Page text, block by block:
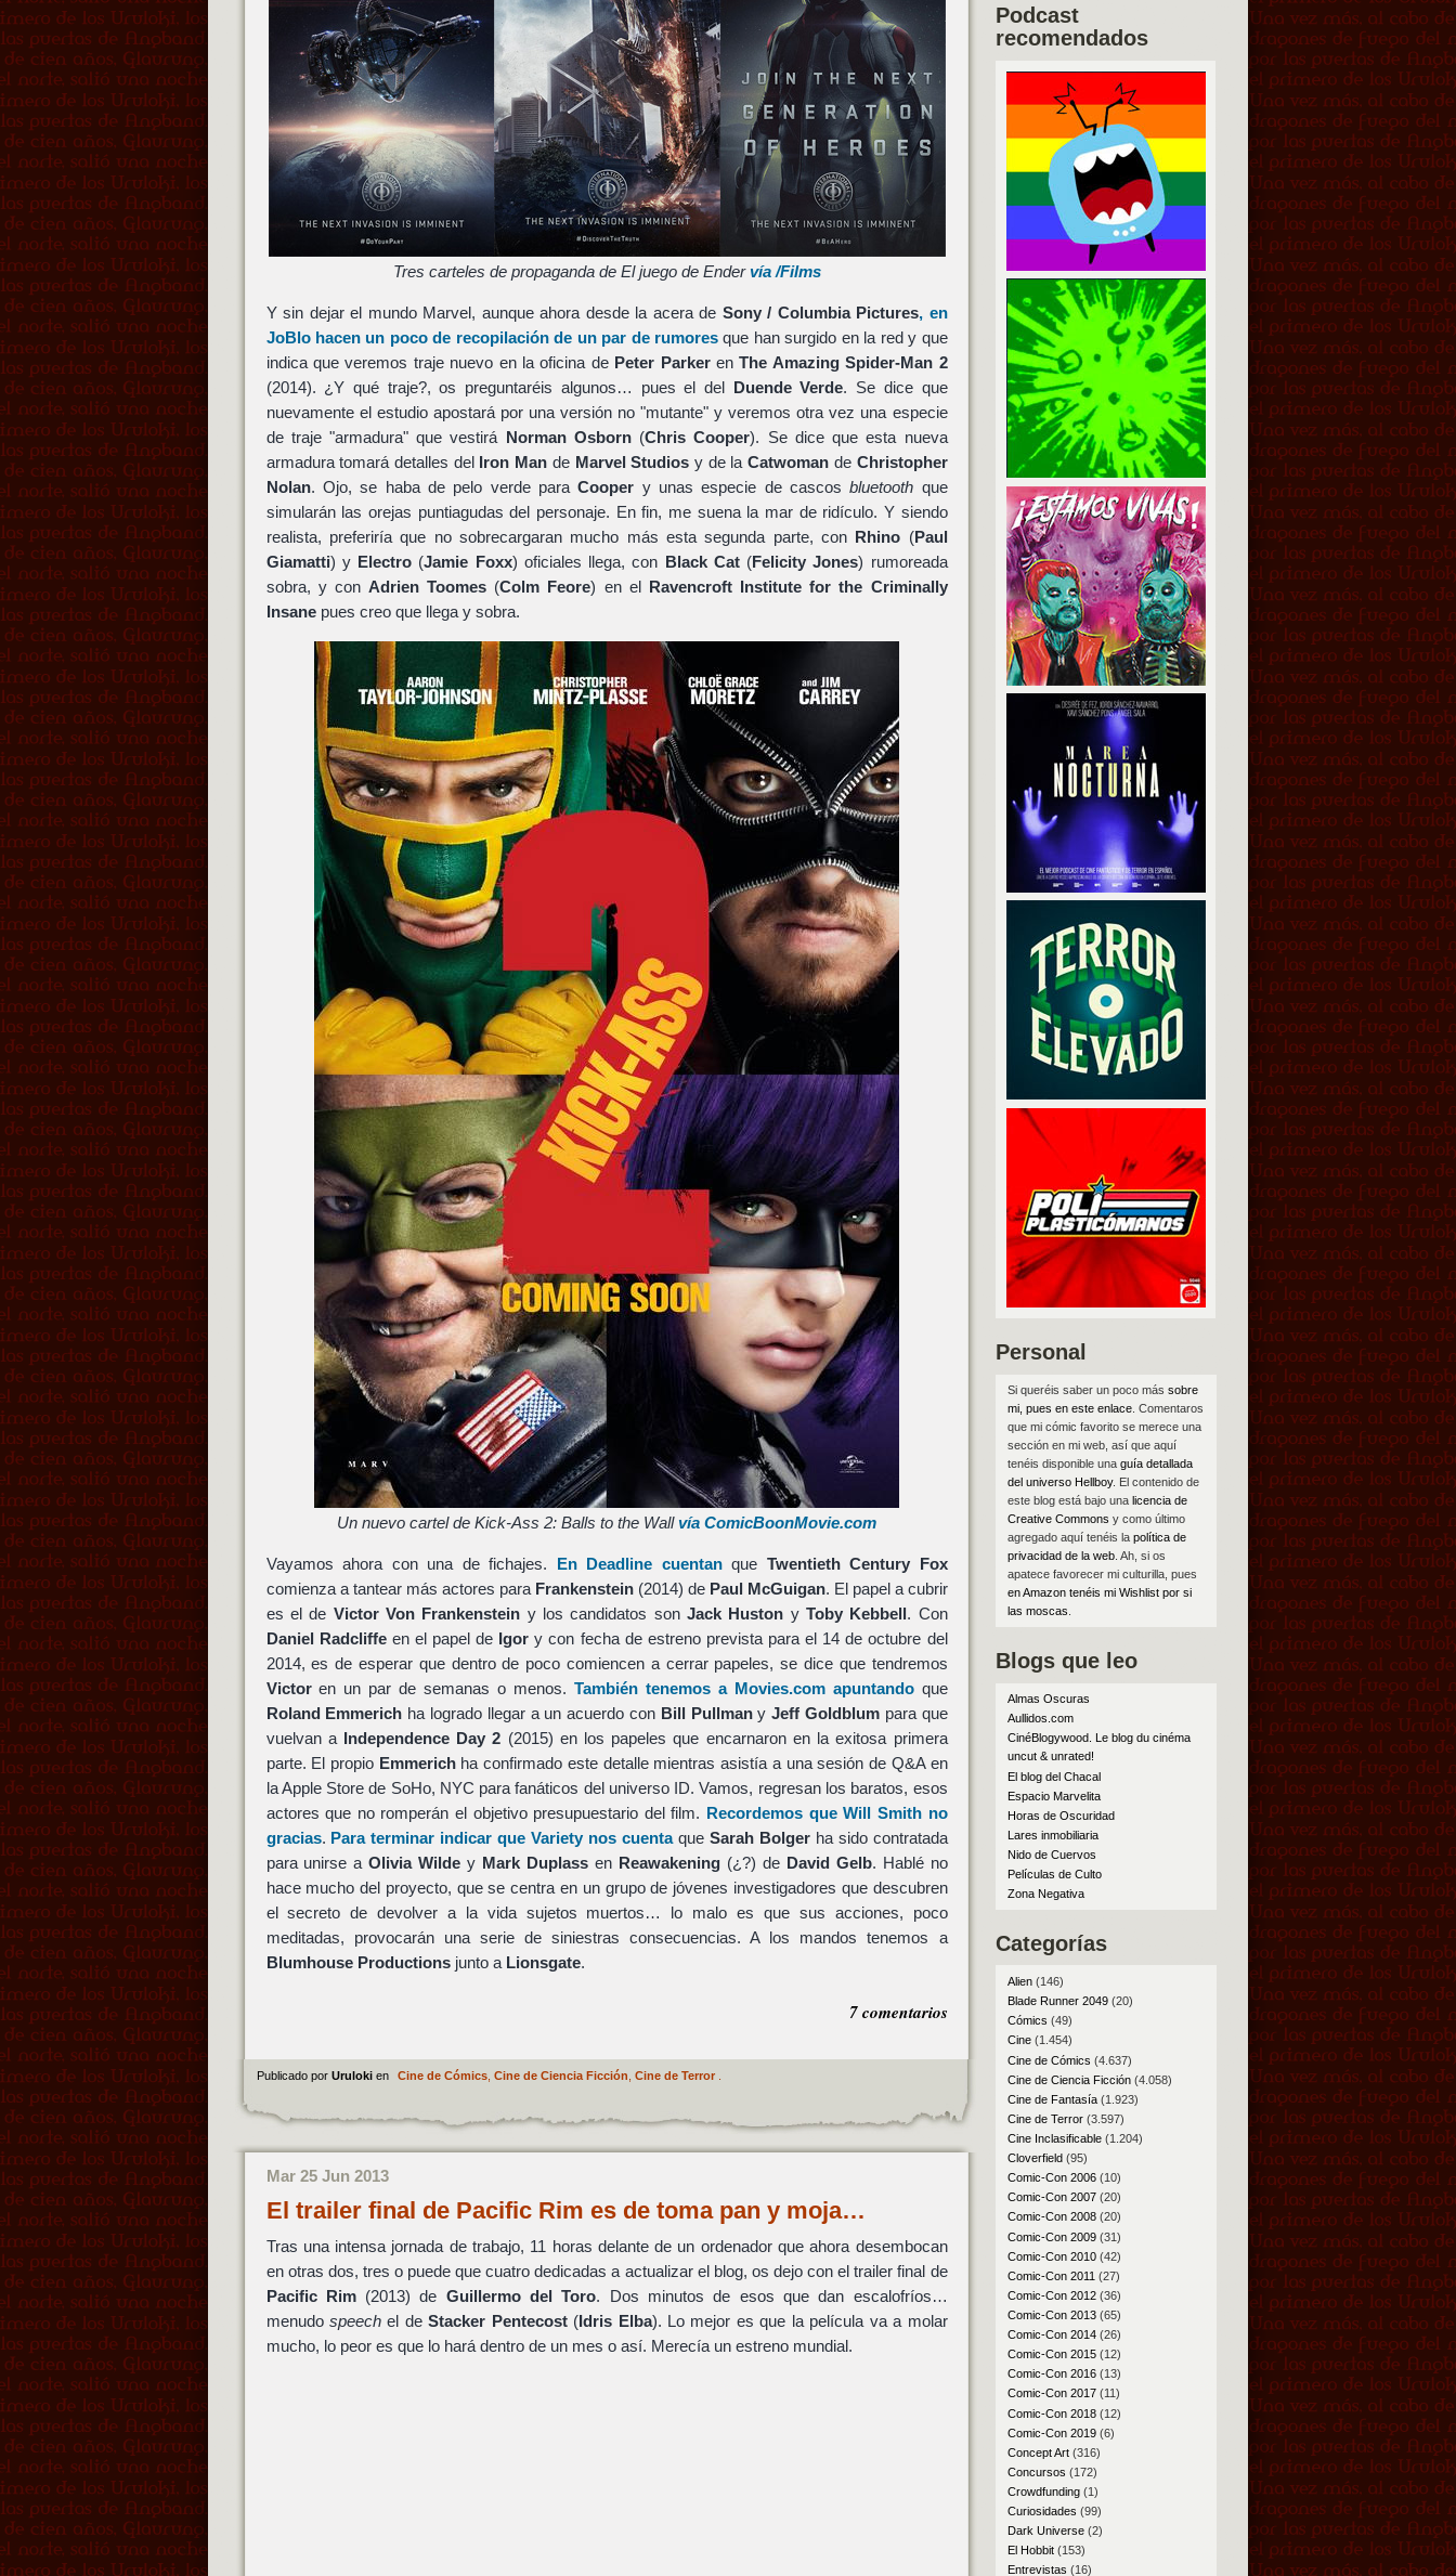
Tres carteles de propaganda de El juego de Endervía /Films
Y sin dejar el mundo Marvel, aunque ahora desde la acera de Sony / Columbia Pictures, en
JoBlo hacen un poco de recopilación de un par de rumoresque han surgido en la red y que
indica que veremos traje nuevo en la oficina de Peter ParkerenThe Amazing Spider-Man 2
(2014). ¿Y qué traje?, os preguntaréis algunos… pues el del Duende Verde. Se dice que
nuevamente el estudio apostará por una versión no "mutante" y veremos otra vez una especie
de traje "armadura" que vestirá Norman Osborn(Chris Cooper). Se dice que esta nueva
armadura tomará detalles del Iron Man de Marvel Studios y de laCatwoman de Christopher
Nolan. Ojo, se haba de pelo verde paraCooper y unas especie de cascosbluetooth que
simularán las orejas puntiagudas del personaje. En fin, me suena la mar de ridículo. Y siendo
realista, preferiría que no sobrecargaran mucho más esta segunda parte, con Rhino (Paul
Giamatti) y Electro (Jamie Foxx) oficiales llega, con Black Cat(Felicity Jones) rumoreada
sobra, y con Adrien Toomes (Colm Feore) en el Ravencroft Institute for the Criminally
Insanepues creo que llega y sobra.
Un nuevo cartel de Kick-Ass 2: Balls to the Wallvía ComicBoonMovie.com
Vayamos ahora con una de fichajes. En Deadline cuentanque Twentieth Century Fox
comienza a tantear más actores para Frankenstein(2014) de Paul McGuigan. El papel a cubrir
es el de Victor Von Frankenstein y los candidatos son Jack Huston y Toby Kebbell. Con
Daniel Radcliffeen el papel de Igor y con fecha de estreno prevista para el 14 de octubre del
2014, es de esperar que dentro de poco comiencen a cerrar papeles, se dice que tendremos
Victoren un par de semanas o menos. También tenemos a Movies.com apuntandoque
Roland Emmerich ha logrado llegar a un acuerdo con Bill PullmanyJeff Goldblumpara que
vuelvan a Independence Day 2 (2015) en los papeles que encarnaron en la exitosa primera
parte. El propio Emmerichha confirmado este detalle mientras asistía a una sesión de Q&A en
la Apple Store de SoHo, NYC para fanáticos del universo ID. Vamos, regresan los baratos, esos
actores que no romperán el objetivo presupuestario del film. Recordemos que Will Smith no
gracias. Para terminar indicar que Variety nos cuentaque Sarah Bolgerha sido contratada
para unirse aOlivia Wilde y Mark Duplass en Reawakening(¿?) de David Gelb. Hablé no
hace mucho del proyecto, que se centra en un grupo de jóvenes investigadores que descubren
el secreto de devolver a la vida sujetos muertos… lo malo es que sus acciones, poco
meditadas, provocarán una serie de siniestras consecuencias. A los mandos tenemos a
Blumhouse Productionsjunto a Lionsgate.
7 comentarios
Publicado por Uruloki en Cine de Cómics, Cine de Ciencia Ficción Cine de Terror.
Mar 25 Jun 2013
El trailer final de Pacific Rim es de toma pan y moja…
Tras una intensa jornada de trabajo, 11 horas delante de un ordenador que ahora desembocan
en otras dos, tres o puede que cuatro dedicadas a actualizar el blog, os dejo con el trailer final de
Pacific Rim(2013) de Guillermo del Toro. Dos minutos de esos que dan escalofríos…
menudo speechel deStacker Pentecost(Idris Elba). Lo mejor es que la película va a molar
mucho, lo peor es que lo hará dentro de un mes o así. Merecía un estreno mundial.
Podcast
recomendados
Personal
Si queréis saber un poco más sobre
mi, pues en este enlace. Comentaros
que mi cómic favorito se merece una
sección en mi web, así que aquí
tenéis disponible una guía detallada
del universo Hellboy. El contenido de
este blog está bajo una licencia de
Creative Commons y como último
agregado aquí tenéis la política de
privacidad de la web. Ah, si os
apatece favorecer mi culturilla, pues
en Amazon tenéis mi Wishlist por si
las moscas
Blogs que leo
Almas Oscuras
Aullidos.com
CinéBlogywood. Le blog du cinéma
uncut & unrated!
El blog del Chacal
Espacio Marvelita
Horas de Oscuridad
Lares inmobiliaria
Nido de Cuervos
Películas de Culto
Zona Negativa
Categorías
Alien(146)
Blade Runner 2049(20)
Cómics (49)
Cine(1.454)
Cine de Cómics (4.637)
Cine de Ciencia Ficción(4.058)
Cine de Fantasía(1.923)
Cine de Terror(3.597)
Cine Inclasificable(1.204)
Cloverfield(95)
Comic-Con 2006(10)
Comic-Con 2007(20)
Comic-Con 2008(20)
Comic-Con 2009(31)
Comic-Con 2010(42)
Comic-Con 2011 (27)
Comic-Con 2012(36)
Comic-Con 2013(65)
Comic-Con 2014(26)
Comic-Con 2015(12)
Comic-Con 2016(13)
Comic-Con 2017(11)
Comic-Con 2018(12)
Comic-Con 2019(6)
Concept Art(316)
Concursos (172)
Crowdfunding(1)
Curiosidades (99)
Dark Universe(2)
El Hobbit(153)
Entrevistas (16)